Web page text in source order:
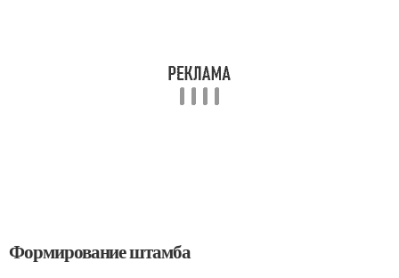
Формирование штамба